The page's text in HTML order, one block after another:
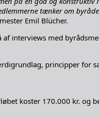
tænker om
Emil Blücher.
interviews med
principper for
koster 170.000 kr. og